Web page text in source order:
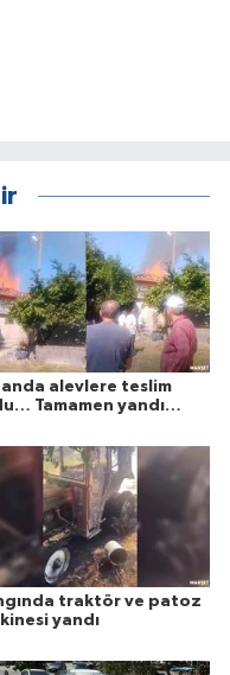
anda alevlere teslim
Tamamen yandı…
traktör ve patoz
yandı